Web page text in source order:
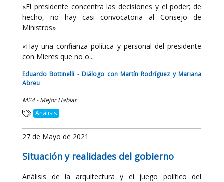
«El presidente concentra las decisiones y el poder; de
hecho, no hay casi convocatoria al Consejo de
Ministros»
«Hay una confianza política y personal del presidente
con Mieres que no o...
Eduardo Bottinelli - Diálogo con Martín Rodríguez y Mariana
Abreu
M24 - Mejor Hablar
Análisis
27 de Mayo de 2021
Situación y realidades del gobierno
Análisis de la arquitectura y el juego político del